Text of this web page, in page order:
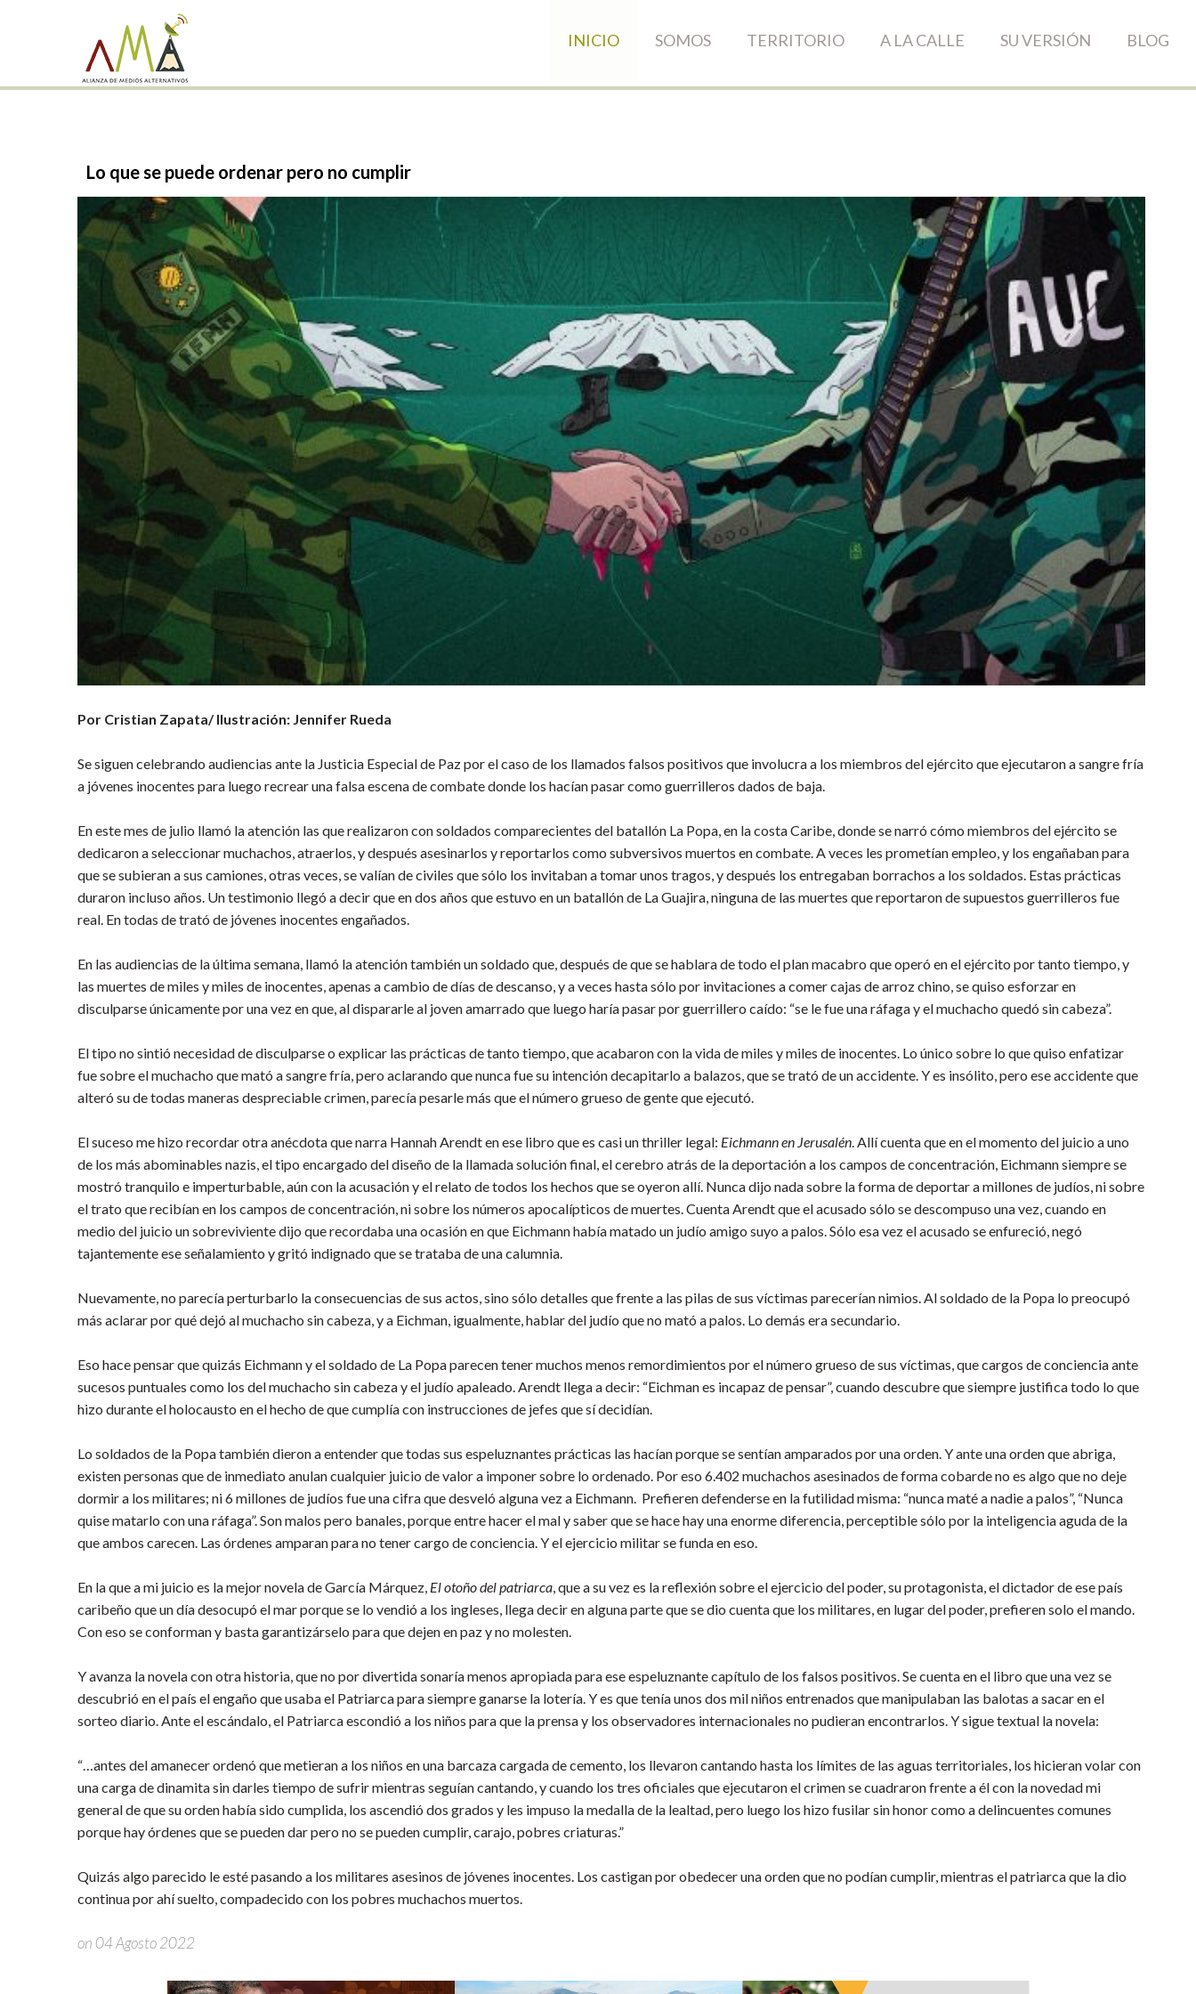
INICIO SOMOS TERRITORIO A LA CALLE SU VERSIÓN BLOG
Lo quese puede ordenar pero no cumplir
Por Cristian Zapata/ Ilustración: Jennifer Rueda
Se siguen celebrando audiencias ante la Justicia Especial de Paz por el caso de los llamados falsos positivos que involucra a los miembros del ejército que ejecutaron a sangre fría
a jóvenes inocentes para luego recrear una falsa escena de combate donde los hacían pasar como guerrilleros dados de baja.
En este mes de julio llamó la atención las que realizaron con soldados comparecientes del batallón La Popa, en la costa Caribe, donde se narró cómo miembros del ejército se
dedicaron a seleccionar muchachos, atraerlos, y después asesinarlos y reportarlos como subversivos muertos en combate. A veces les prometían empleo, y los engañaban para
que se subieran a sus camiones, otras veces, se valían de civiles que sólo los invitaban a tomar unos tragos, y después los entregaban borrachos a los soldados. Estas prácticas
duraron incluso años. Un testimonio llegó a decir que en dos años que estuvo en un batallón de La Guajira, ninguna de las muertes que reportaron de supuestos guerrilleros fue
real. En todas de trató de jóvenes inocentes engañados.
En las audiencias de la última semana, llamó la atención también un soldado que, después de que se hablara de todo el plan macabro que operó en el ejército por tanto tiempo, y
las muertes de miles y miles de inocentes, apenas a cambio de días de descanso, y a veces hasta sólo por invitaciones a comer cajas de arroz chino, se quiso esforzar en
disculparse únicamente por una vez en que, al dispararle al joven amarrado que luego haría pasar por guerrillero caído: “se le fue una ráfaga y el muchacho quedó sin cabeza”.
El tipo no sintió necesidad de disculparse o explicar las prácticas de tanto tiempo, que acabaron con la vida de miles y miles de inocentes. Lo único sobre lo que quiso enfatizar
fue sobre el muchacho que mató a sangre fría, pero aclarando que nunca fue su intención decapitarlo a balazos, que se trató de un accidente. Y es insólito, pero ese accidente que
alteró su de todas maneras despreciable crimen, parecía pesarle más que el número grueso de gente que ejecutó.
El suceso me hizo recordar otra anécdota que narra Hannah Arendt en ese libro que es casi un thriller legal: Eichmann en Jerusalén. Allí cuenta que en el momento del juicio a uno
de los más abominables nazis, el tipo encargado del diseño de la llamada solución final, el cerebro atrás de la deportación a los campos de concentración, Eichmann siempre se
mostró tranquilo e imperturbable, aún con la acusación y el relato de todos los hechos que se oyeron allí. Nunca dijo nada sobre la forma de deportar a millones de judíos, ni sobre
el trato que recibían en los campos de concentración, ni sobre los números apocalípticos de muertes. Cuenta Arendt que el acusado sólo se descompuso una vez, cuando en
medio del juicio un sobreviviente dijo que recordaba una ocasión en que Eichmann había matado un judío amigo suyo a palos. Sólo esa vez el acusado se enfureció, negó
tajantemente ese señalamiento y gritó indignado que se trataba de una calumnia.
Nuevamente, no parecía perturbarlo la consecuencias de sus actos, sino sólo detalles que frente a las pilas de sus víctimas parecerían nimios. Al soldado de la Popa lo preocupó
más aclarar por qué dejó al muchacho sin cabeza, y a Eichman, igualmente, hablar del judío que no mató a palos. Lo demás era secundario.
Eso hace pensar que quizás Eichmann y el soldado de La Popa parecen tener muchos menos remordimientos por el número grueso de sus víctimas, que cargos de conciencia ante
sucesos puntuales como los del muchacho sin cabeza y el judío apaleado. Arendt llega a decir: “Eichman es incapaz de pensar”, cuando descubre que siempre justifica todo lo que
hizo durante el holocausto en el hecho de que cumplía con instrucciones de jefes que sí decidían.
Lo soldados de la Popa también dieron a entender que todas sus espeluznantes prácticas las hacían porque se sentían amparados por una orden. Y ante una orden que abriga,
existen personas que de inmediato anulan cualquier juicio de valor a imponer sobre lo ordenado. Por eso 6.402 muchachos asesinados de forma cobarde no es algo que no deje
dormir a los militares; ni 6 millones de judíos fue una cifra que desveló alguna vez a Eichmann. Prefieren defenderse en la futilidad misma: “nunca maté a nadie a palos”, “Nunca
quise matarlo con una ráfaga”. Son malos pero banales, porque entre hacer el mal y saber que se hace hay una enorme diferencia, perceptible sólo por la inteligencia aguda de la
que ambos carecen. Las órdenes amparan para no tener cargo de conciencia. Y el ejercicio militar se funda en eso.
En la que a mi juicio es la mejor novela de García Márquez, El otoño del patriarca, que a su vez es la reflexión sobre el ejercicio del poder, su protagonista, el dictador de ese país
caribeño que un día desocupó el mar porque se lo vendió a los ingleses, llega decir en alguna parte que se dio cuenta que los militares, en lugar del poder, prefieren solo el mando.
Con eso se conforman y basta garantizárselo para que dejen en paz y no molesten.
Y avanza la novela con otra historia, que no por divertida sonaría menos apropiada para ese espeluznante capítulo de los falsos positivos. Se cuenta en el libro que una vez se
descubrió en el país el engaño que usaba el Patriarca para siempre ganarse la lotería. Y es que tenía unos dos mil niños entrenados que manipulaban las balotas a sacar en el
sorteo diario. Ante el escándalo, el Patriarca escondió a los niños para que la prensa y los observadores internacionales no pudieran encontrarlos. Y sigue textual la novela:
“…antes del amanecer ordenó que metieran a los niños en una barcaza cargada de cemento, los llevaron cantando hasta los límites de las aguas territoriales, los hicieran volar con
una carga de dinamita sin darles tiempo de sufrir mientras seguían cantando, y cuando los tres oficiales que ejecutaron el crimen se cuadraron frente a él con la novedad mi
general de que su orden había sido cumplida, los ascendió dos grados y les impuso la medalla de la lealtad, pero luego los hizo fusilar sin honor como a delincuentes comunes
porque hay órdenes que se pueden dar pero no se pueden cumplir, carajo, pobres criaturas.”
Quizás algo parecido le esté pasando a los militares asesinos de jóvenes inocentes. Los castigan por obedecer una orden que no podían cumplir, mientras el patriarca que la dio
continua por ahí suelto, compadecido con los pobres muchachos muertos.
on 04 Agosto 2022